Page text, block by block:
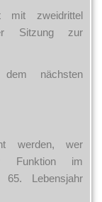
mit zweidrittel
Sitzung zur
nächsten
werden, wer
Funktion im
Lebensjahr